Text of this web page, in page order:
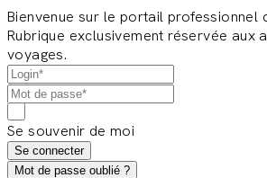
Bienvenue sur le portail professionnel
Rubrique exclusivement réservée aux
voyages.
Se souvenir de moi
Se connecter
Mot de passe oublié ?